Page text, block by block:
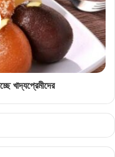
খাদ্যপ্রেমীদের